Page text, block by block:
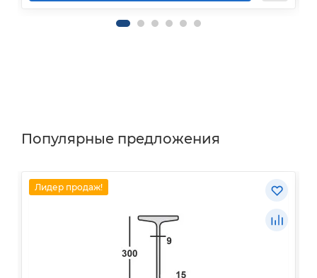
Популярные предложения
Лидер продаж!